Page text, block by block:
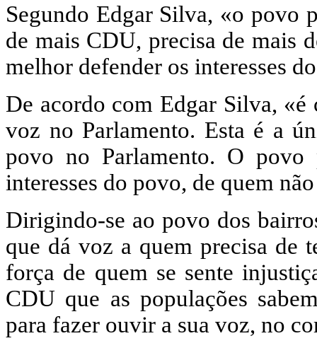
Segundo Edgar Silva, «o povo
de mais CDU, precisa de mais
melhor defender os interesses
De acordo com Edgar Silva,
voz no Parlamento. Esta é a
povo no Parlamento. O
interesses do povo, de quem
Dirigindo-se ao povo dos
que dá voz a quem precisa de
força de quem se sente
CDU que as populações
para fazer ouvir a sua voz, no